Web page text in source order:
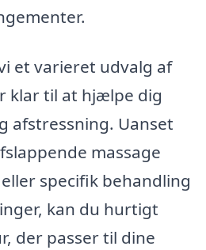
et varieret udvalg af
klar til at hjælpe dig
afstressning. Uanset
massage
specifik behandling
kan du hurtigt
der passer til dine